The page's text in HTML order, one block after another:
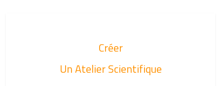
Créer
Un Atelier Scientifique